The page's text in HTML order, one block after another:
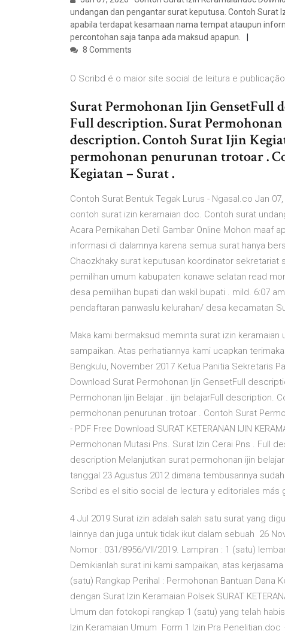
undangan dan pengantar surat keputusa. Contoh Surat
apabila terdapat kesamaan nama tempat ataupun
percontohan saja tanpa ada maksud apapun.
8 Comments
O Scribd é o maior site social de leitura e
Surat Permohonan Ijin GensetFull
Full description. Surat
description. Contoh Surat Ijin
permohonan penurunan trotoar .
Kegiatan – Surat .
Contoh Surat Bentuk Tegak Lurus - Ngasal.co Jan
contoh surat izin keramaian doc. Contoh surat
Acara Pernikahan Detil Gambar Online Mohon maaf
informasi di dalamnya karena semua surat hanya
Chaozkhaky surat keputusan koordinator
pemilihan umum kabupaten konawe selatan read
desa pemilihan bupati dan wakil bupati . mild. 6:07
pendaftaran panwaslu kelurahan/ desa kecamatan
Maka kami bermaksud meminta surat izin
sampaikan. Atas perhatiannya kami ucapkan
Bengkulu, November 2017 Ketua Panitia Sekretaris
Download Surat Permohonan Ijin GensetFull
Permohonan Ijin Belajar . ijin belajarFull description.
permohonan penurunan trotoar . Contoh Surat
- PDF Free Download SURAT KETERANAN IJIN
Permohonan Mutasi Pns. Surat Izin Cerai Pns . Full
description Melanjutkan surat permohonan ijin belajar
tanggal 23 Agustus 2012 dimana tembusannya
Scribd es el sitio social de lectura y editoriales más
4 Jul 2019 Surat izin adalah salah satu surat yang
lainnya dan juga untuk tidak ikut dalam sebuah 26
Nomor : 031/8956/VII/2019. Lampiran : 1 (satu)
Demikianlah surat ini kami sampaikan, atas
(satu) Rangkap Perihal : Permohonan Bantuan Dana
dengan Surat Izin Keramaian Polsek SURAT
Umum dan fotokopi rangkap 1 (satu) yang telah
Izin Keramaian Umum Form 1 Izin Pra